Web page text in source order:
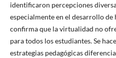
identificaron percepciones
especialmente en el desarrollo
confirma que la virtualidad no
para todos los estudiantes. Se
estrategias pedagógicas